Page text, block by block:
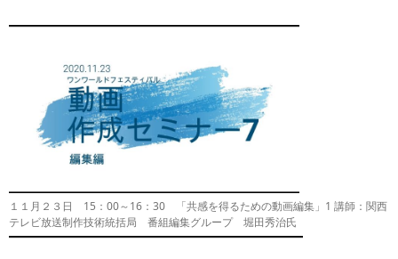
１１月２３日 15：00～16：30 「共感を得るための動画編集」1 講師：関西
テレビ放送制作技術統括局 番組編集グループ 堀田秀治氏